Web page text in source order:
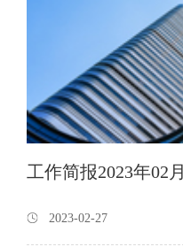
工作简报2023年02
2023-02-27